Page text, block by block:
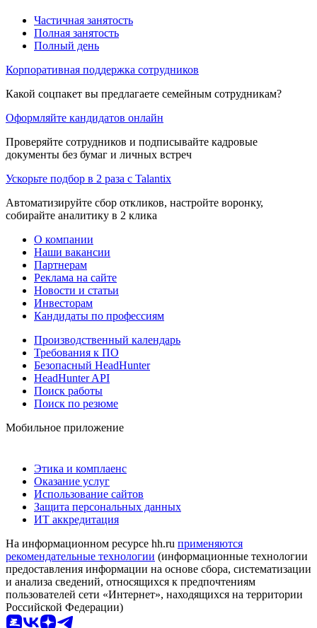
Частичная занятость
Полная занятость
Полный день
Корпоративная поддержка сотрудников
Какой соцпакет вы предлагаете семейным сотрудникам?
Оформляйте кандидатов онлайн
Проверяйте сотрудников и подписывайте кадровые
документы без бумаг и личных встреч
Ускорьте подбор в 2 раза с Talantix
Автоматизируйте сбор откликов, настройте воронку,
собирайте аналитику в 2 клика
О компании
Наши вакансии
Партнерам
Реклама на сайте
Новости и статьи
Инвесторам
Кандидаты по профессиям
Производственный календарь
Требования к ПО
Безопасный HeadHunter
HeadHunter API
Поиск работы
Поиск по резюме
Мобильное приложение
Этика и комплаенс
Оказание услуг
Использование сайтов
Защита персональных данных
ИТ аккредитация
На информационном ресурсе hh.ru применяются
рекомендательные технологии (информационные технологии
предоставления информации на основе сбора, систематизации
и анализа сведений, относящихся к предпочтениям
пользователей сети «Интернет», находящихся на территории
Российской Федерации)